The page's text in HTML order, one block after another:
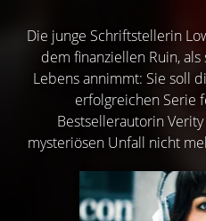
Die junge Schriftstellerin
dem finanziellen Ruin,
Lebens annimmt: Sie soll
erfolgreichen Serie
Bestsellerautorin
mysteriösen Unfall nicht